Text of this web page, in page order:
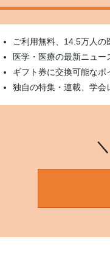
ご利用無料、14.5万人の
医学・医療の最新ニュー
ギフト券に交換可能なポ
独自の特集・連載、学会